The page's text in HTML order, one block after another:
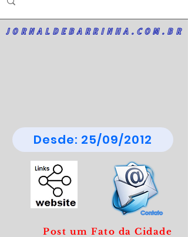
JORNALDEBARRINHA.COM.BR
Desde: 25/09/2012
Post um Fato da Cidade